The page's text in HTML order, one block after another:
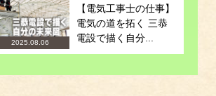
2025.08.06
【電気工事士の仕事】
電気の道を拓く 三恭
電設で描く自分...